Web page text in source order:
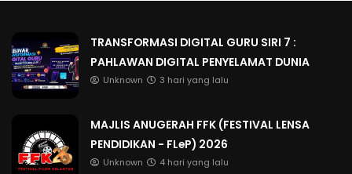
TRANSFORMASI DIGITAL GURU SIRI 7 :
PAHLAWAN DIGITAL PENYELAMAT DUNIA
Unknown 3 hari yang lalu
MAJLIS ANUGERAH FFK (FESTIVAL LENSA
PENDIDIKAN - FLeP) 2026
Unknown 4 hari yang lalu